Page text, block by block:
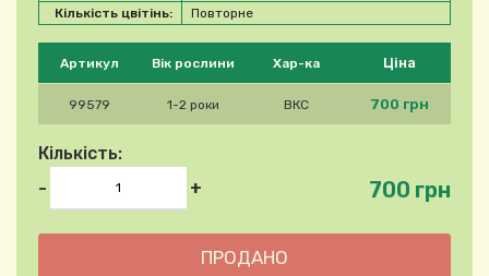
Будь ласка, виберіть продукт
Артикул Вік рослини Хар-ка Ціна
99579 1-2 роки ВКС 700 грн
Кількість:
-
+ 700 грн
Кількість цвітінь:
Повторне